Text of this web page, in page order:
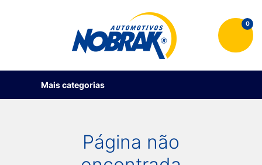
0
Mais categorias
Página não